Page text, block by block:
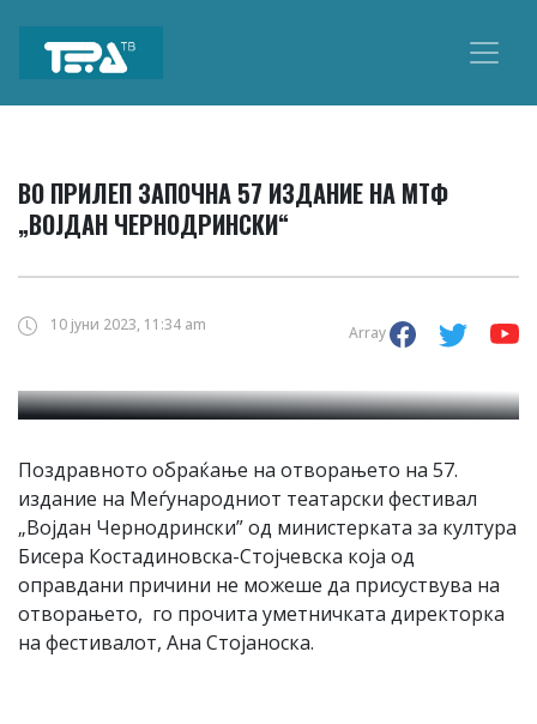
Main
Navigation
ВО ПРИЛЕП ЗАПОЧНА 57 ИЗДАНИЕ НА МТФ
„ВОЈДАН ЧЕРНОДРИНСКИ“
10 јуни 2023, 11:34 am Array
Поздравното обраќање на отворањето на 57.
издание на Меѓународниот театарски фестивал
„Војдан Чернодрински” од министерката за култура
Бисера Костадиновска-Стојчевска која од
оправдани причини не можеше да присуствува на
отворањето, го прочита уметничката директорка
на фестивалот, Ана Стојаноска.